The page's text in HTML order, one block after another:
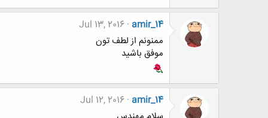
amir_14
Jul 13, 2016
ممنونم از لطف تون
موفق باشید
amir_14
Jul 12, 2016